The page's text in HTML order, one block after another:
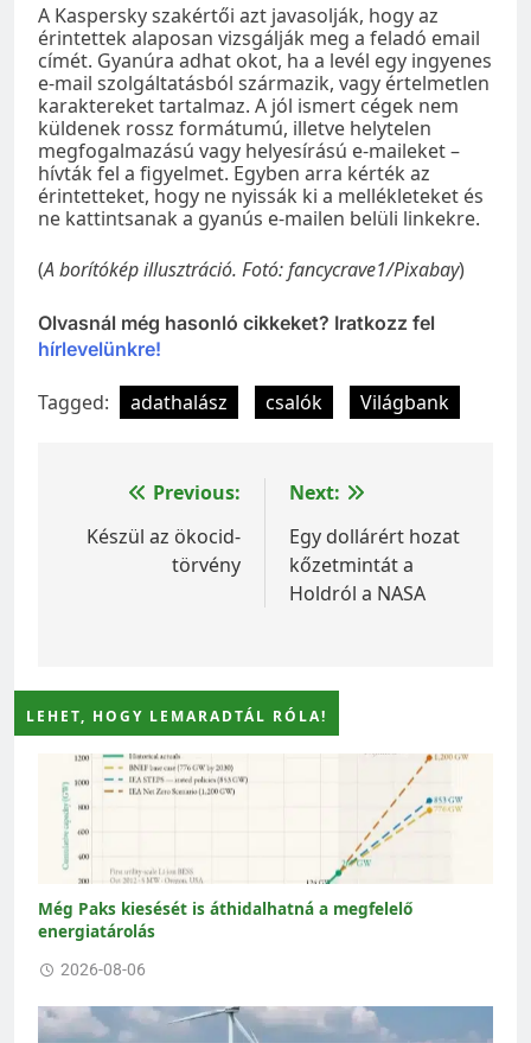
A Kaspersky szakértői azt javasolják, hogy az
érintettek alaposan vizsgálják meg a feladó email
címét. Gyanúra adhat okot, ha a levél egy ingyenes
e-mail szolgáltatásból származik, vagy értelmetlen
karaktereket tartalmaz. A jól ismert cégek nem
küldenek rossz formátumú, illetve helytelen
megfogalmazású vagy helyesírású e-maileket –
hívták fel a figyelmet. Egyben arra kérték az
érintetteket, hogy ne nyissák ki a mellékleteket és
ne kattintsanak a gyanús e-mailen belüli linkekre.
(A borítókép illusztráció. Fotó: fancycrave1/Pixabay)
Olvasnál még hasonló cikkeket? Iratkozz fel
hírlevelünkre!
Tagged: adathalász csalók Világbank
Bejegyzés
navigáció
Previous:
Készül az ökocid-
törvény
Next:
Egy dollárért hozat
kőzetmintát a
Holdról a NASA
LEHET, HOGY LEMARADTÁL RÓLA!
Még Paks kiesését is áthidalhatná a megfelelő
energiatárolás
2026-08-06